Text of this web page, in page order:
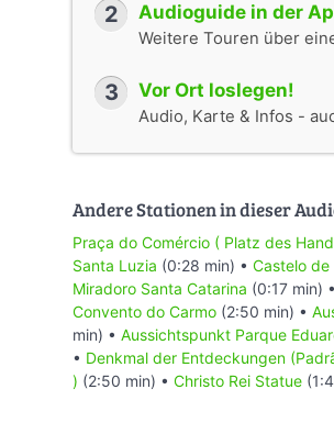
2 Audioguide in der
Weitere Touren über
3 Vor Ort loslegen!
Audio, Karte & Infos -
Andere Stationen in dieser
Praça do Comércio ( Platz des
Santa Luzia (0:28 min) • Castelo
Miradoro Santa Catarina (0:17 min) •
Convento do Carmo (2:50 min) •
min) • Aussichtspunkt Parque
• Denkmal der Entdeckungen
) (2:50 min) • Christo Rei Statue